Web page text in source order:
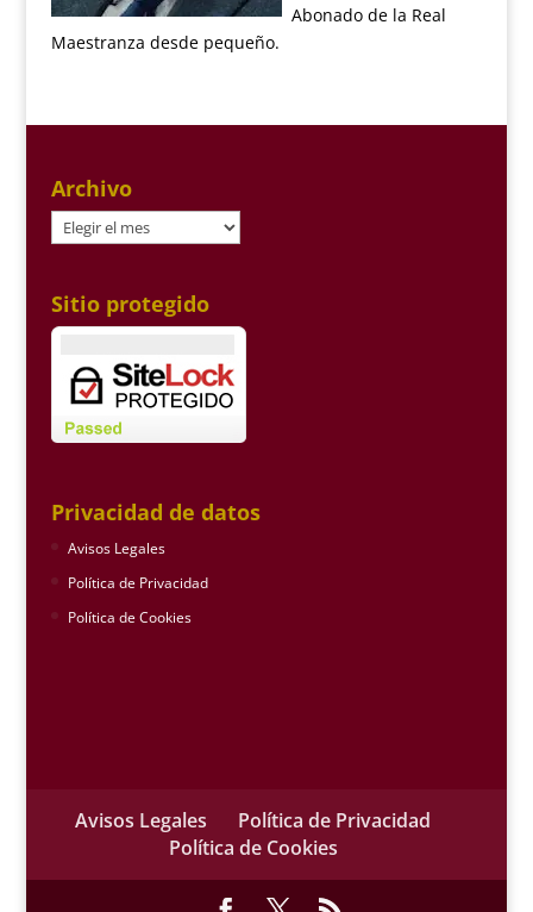
Abonado de la Real
Maestranza desde pequeño.
Archivo
Archivo
Sitio protegido
Privacidad de datos
Avisos Legales
Política de Privacidad
Política de Cookies
Avisos Legales
Política de Privacidad
Política de Cookies